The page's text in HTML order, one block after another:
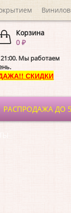
Корзина
0 ₽
21:00. Мы работаем
СКИДКИ
РАСПРОДАЖА ДО